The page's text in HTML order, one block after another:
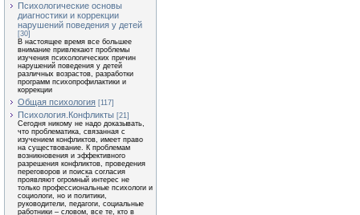
Психологические основы
диагностики и коррекции
нарушений поведения у детей
[30]
В настоящее время все большее
внимание привлекают проблемы
изучения психологических причин
нарушений поведения у детей
различных возрастов, разработки
программ психопрофилактики и
коррекции
Общая психология [117]
Психология.Конфликты [21]
Сегодня никому не надо доказывать,
что проблематика, связанная с
изучением конфликтов, имеет право
на существование. К проблемам
возникновения и эффективного
разрешения конфликтов, проведения
переговоров и поиска согласия
проявляют огромный интерес не
только профессиональные психологи и
социологи, но и политики,
руководители, педагоги, социальные
работники – словом, все те, кто в